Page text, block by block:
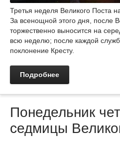
Третья неделя Великого Поста
За всенощной этого дня, после
торжественно выносится на
всю неделю; после каждой
поклонение Кресту.
Подробнее
Понедельник
седмицы